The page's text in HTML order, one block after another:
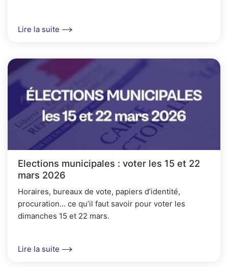
Lire la suite
Elections municipales : voter les 15 et 22
mars 2026
Horaires, bureaux de vote, papiers d’identité,
procuration… ce qu’il faut savoir pour voter les
dimanches 15 et 22 mars.
Lire la suite